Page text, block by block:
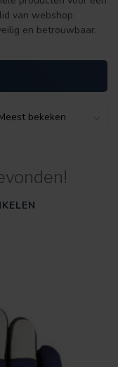
van webshop
en betrouwbaar.